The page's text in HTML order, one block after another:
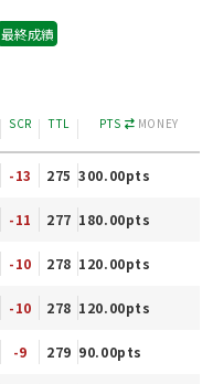
最終成績
SCR TTL PTS MONEY
-13 275 300.00pts
-11 277 180.00pts
-10 278 120.00pts
-10 278 120.00pts
-9 279 90.00pts